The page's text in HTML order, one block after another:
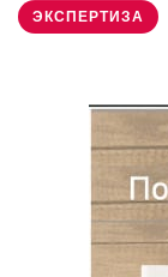
ЭКСПЕРТИЗА